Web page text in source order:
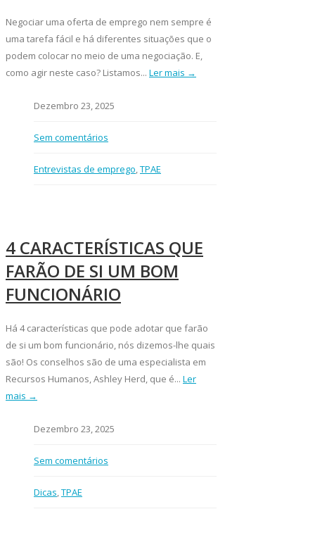
Negociar uma oferta de emprego nem sempre é
uma tarefa fácil e há diferentes situações que o
podem colocar no meio de uma negociação. E,
como agir neste caso? Listamos... Ler mais →
Dezembro 23, 2025
Sem comentários
Entrevistas de emprego,TPAE
4 CARACTERÍSTICAS QUE
FARÃO DE SI UM BOM
FUNCIONÁRIO
Há 4 características que pode adotar que farão
de si um bom funcionário, nós dizemos-lhe quais
são! Os conselhos são de uma especialista em
Recursos Humanos, Ashley Herd, que é... Ler
mais →
Dezembro 23, 2025
Sem comentários
Dicas,TPAE